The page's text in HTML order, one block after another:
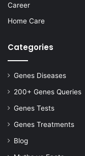
Career
Home Care
Categories
Genes Diseases
200+ Genes Queries
Genes Tests
Genes Treatments
Blog